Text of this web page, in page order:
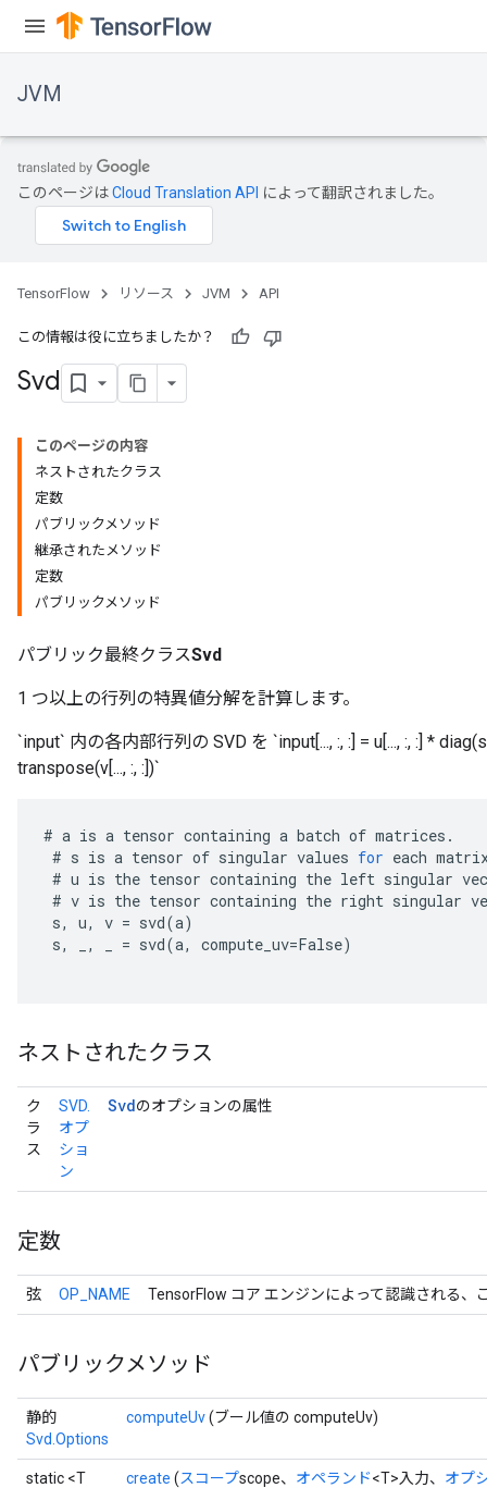
JVM
このページはCloud Translation API によって翻訳されました。
TensorFlow リソース JVM API
この情報は役に立ちましたか？
Svd
このページの内容
ネストされたクラス
定数
パブリックメソッド
継承されたメソッド
定数
パブリックメソッド
パブリック最終クラスSvd
1 つ以上の行列の特異値分解を計算します。
`input` 内の各内部行列の SVD を `input[..., :, :] = u[..., :, :] *
transpose(v[..., :, :])`
# a is a tensor containing a batch of matrices .
# s is a tensor of singular values for each
# u is the tensor containing the left singular
# v is the tensor containing the right singular
s, u, v = svd(a)
s, , = svd(a, compute_uv=False)
ネストされたクラス
ク
ラ
ス
SVD.
オプ
ショ
ン
Svdのオプションの属性
定数
弦 OP_NAME TensorFlow コア エンジンによって認識される、
パブリックメソッド
静的
Svd.Options
computeUv(ブール値の computeUv)
static <T
create (スコープscope、 オペランド<T>入力、 オプ